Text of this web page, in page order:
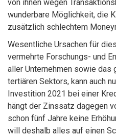
von ihnen wegen
wunderbare Möglichkeit, die
zusätzlich schlechtem
Wesentliche Ursachen für
vermehrte Forschungs- und
aller Unternehmen sowie das
tertiären Sektors, kann auch
Investition 2021 bei einer
hängt der Zinssatz dagegen
schon fünf Jahre keine
will deshalb alles auf einen